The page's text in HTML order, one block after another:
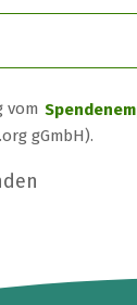
vom
gGmbH).